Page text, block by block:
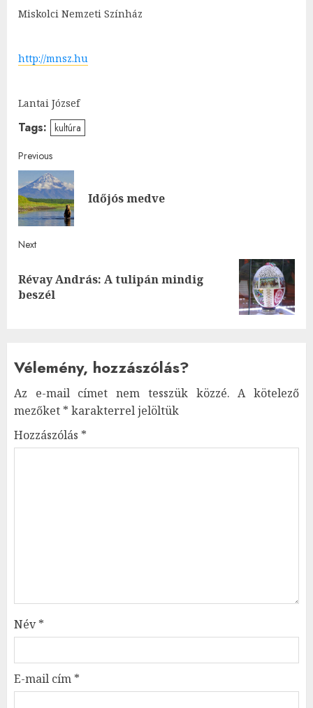
Miskolci Nemzeti Színház
http://mnsz.hu
Lantai József
Tags: kultúra
Post
navigation
Previous
Időjós medve
Next
Next
post:
Révay András: A tulipán mindig
beszél
Vélemény, hozzászólás?
Az e-mail címet nem tesszük közzé. A kötelező
mezőket * karakterrel jelöltük
Hozzászólás *
Név*
E-mail cím *